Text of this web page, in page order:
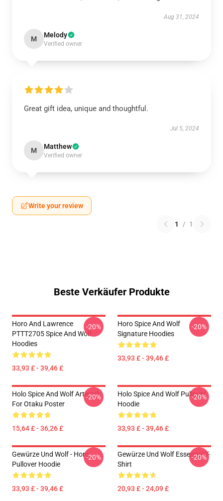
Aug 31, 2024
M Melody
Verified owner
Great gift idea, unique and thoughtful.
Jul 5, 2024
M Matthew
Verified owner
Write your review
1 / 1
Beste Verkäufer Produkte
Horo And Lawrence
PTTT2705 Spice And Wolf
Hoodies
33,93 £ - 39,46 £
-20%
Horo Spice And Wolf
Signature Hoodies
33,93 £ - 39,46 £
-20%
Holo Spice And Wolf Artwork
For Otaku Poster
15,64 £ - 36,26 £
-20%
Holo Spice And Wolf Pullover
Hoodie
33,93 £ - 39,46 £
-20%
Gewürze Und Wolf - Horo
Pullover Hoodie
33,93 £ - 39,46 £
-20%
Gewürze Und Wolf Essential T-
Shirt
20,93 £ - 24,09 £
-20%